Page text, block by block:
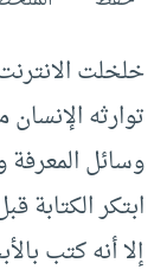
خلخلت
توارثه
وسائل المعرفة
ابتكر الكتابة
إلا أنه كتب